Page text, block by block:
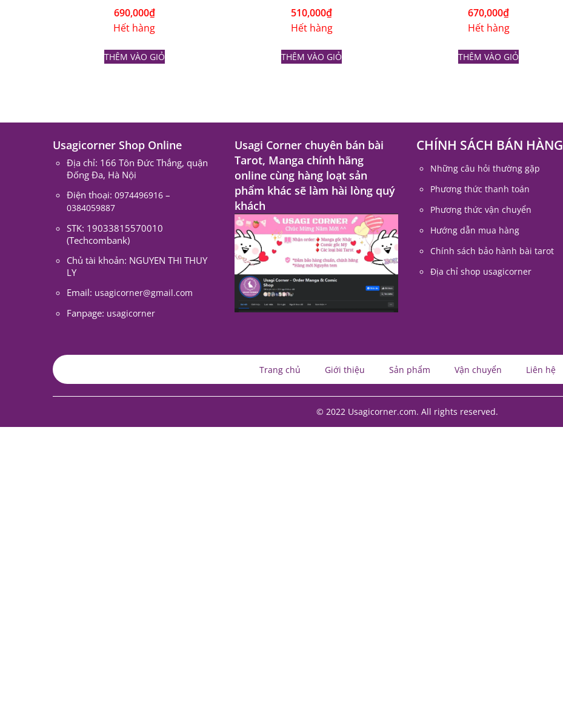
690,000₫
Hết hàng
THÊM VÀO GIỎ
510,000₫
Hết hàng
THÊM VÀO GIỎ
670,000₫
Hết hàng
THÊM VÀO GIỎ
Usagicorner Shop Online
Địa chỉ: 166 Tôn Đức Thắng, quận
Đống Đa, Hà Nội
Điện thoại: 0974496916 –
0384059887
STK: 19033815570010
(Techcombank)
Chủ tài khoản: NGUYEN THI THUY
LY
Email: usagicorner@gmail.com
Fanpage: usagicorner
Usagi Corner chuyên bán bài
Tarot, Manga chính hãng
online cùng hàng loạt sản
phẩm khác sẽ làm hài lòng quý
khách
CHÍNH SÁCH BÁN HÀNG
Những câu hỏi thường gặp
Phương thức thanh toán
Phương thức vận chuyển
Hướng dẫn mua hàng
Chính sách bảo hành bài tarot
Địa chỉ shop usagicorner
Trang chủ Giới thiệu Sản phẩm Vận chuyển Liên hệ
© 2022 Usagicorner.com. All rights reserved.